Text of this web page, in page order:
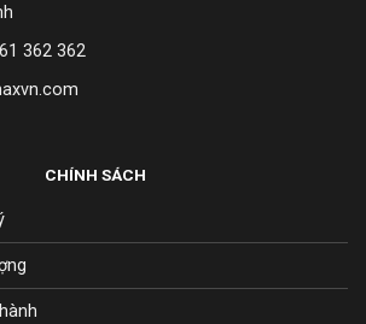
362 362
CHÍNH SÁCH